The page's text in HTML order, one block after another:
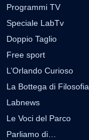
Programmi TV
Speciale LabTv
Doppio Taglio
Free sport
L’Orlando Curioso
La Bottega di Filosofia
Labnews
Le Voci del Parco
Parliamo di…